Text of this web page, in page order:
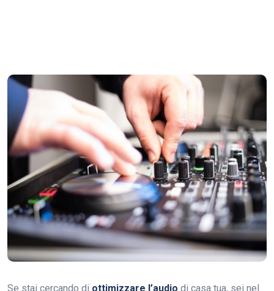
Se stai cercando di ottimizzare l’audio di casa tua, sei nel